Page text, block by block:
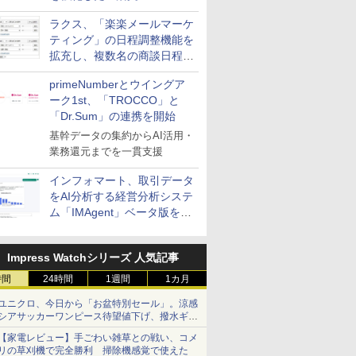
送信防止アドインサービス」
を提供
ラクス、「楽楽メールマーケ
ティング」の日程調整機能を
拡充し、複数名の商談日程調
整を効率化
primeNumberとウイングア
ーク1st、「TROCCO」と
「Dr.Sum」の連携を開始
基幹データの集約からAI活用・
業務還元までを一貫支援
インフォマート、取引データ
をAI分析する経営分析システ
ム「IMAgent」ベータ版を提
Impress Watchシリーズ 人気記事
24時間 1週間 1カ月
ニクロ、今日から「お盆特別セール」。涼感
アサッカーワンピース待望値下げ、撥水ギア
ョーツは1990円に
家電レビュー】手ごわい雑草との戦い、コメ
の草刈機で完全勝利 掃除機感覚で使えた